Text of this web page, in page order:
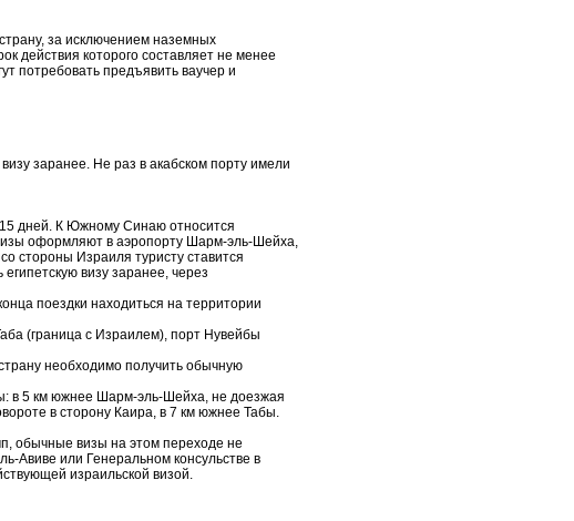
за исключением наземных
действия которого составляет не менее
потребовать предъявить ваучер и
заранее. Не раз в акабском порту имели
дней. К Южному Синаю относится
оформляют в аэропорту Шарм-эль-Шейха,
стороны Израиля туристу ставится
визу заранее, через
поездки находиться на территории
(граница с Израилем), порт Нувейбы
необходимо получить обычную
в 5 км южнее Шарм-эль-Шейха, не доезжая
в сторону Каира, в 7 км южнее Табы.
обычные визы на этом переходе не
Авиве или Генеральном консульстве в
израильской визой.